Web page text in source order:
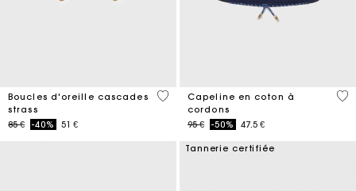
Boucles d'oreille cascades
strass
Price reduced from
85 €to-40% 51 €
3,3 out of 5 Customer Rating
Capeline en coton à
cordons
Price reduced from
95 €to-50% 47.5 €
4,8
Tannerie certifiée